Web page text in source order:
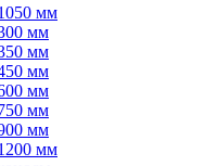
мм
мм
мм
мм
мм
мм
мм
мм